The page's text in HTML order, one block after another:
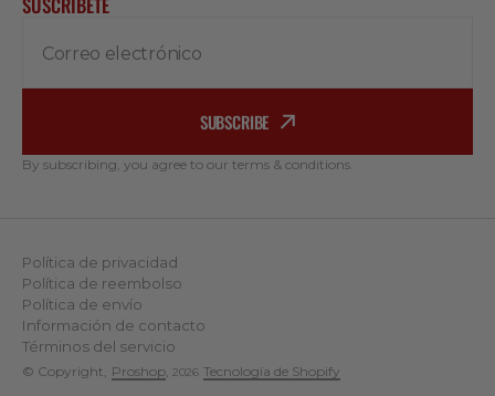
Correo electrónico
SUBSCRIBE
By subscribing, you agree to our terms & conditions.
Política de privacidad
Política de reembolso
Política de envío
Información de contacto
Términos del servicio
© Copyright, Proshop, 2026 Tecnología de Shopify